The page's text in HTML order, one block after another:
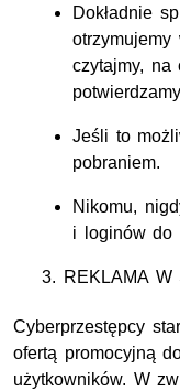
Dokładnie
otrzymujemy
czytajmy, na
Jeśli to
pobraniem.
Nikomu,
i loginów do
REKLAMA W
Cyberprzestępcy
ofertą promocyjną
użytkowników. W